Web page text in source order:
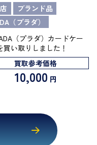
ブランド品
（プラダ）
（プラダ）カードケー
買い取りしました！
買取参考価格
10,000 円